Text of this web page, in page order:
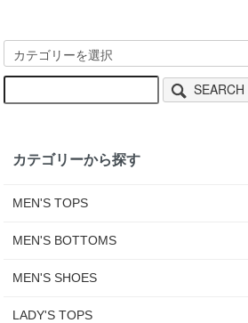
SEARCH
カテゴリーから探す
MEN'S TOPS
MEN'S BOTTOMS
MEN'S SHOES
LADY'S TOPS